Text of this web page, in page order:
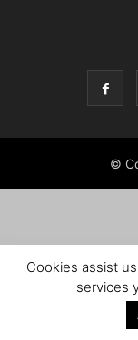
©
Cookies assist
services